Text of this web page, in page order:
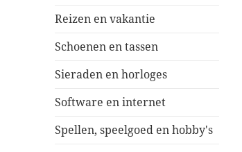
Reizen en vakantie
Schoenen en tassen
Sieraden en horloges
Software en internet
Spellen, speelgoed en hobby's